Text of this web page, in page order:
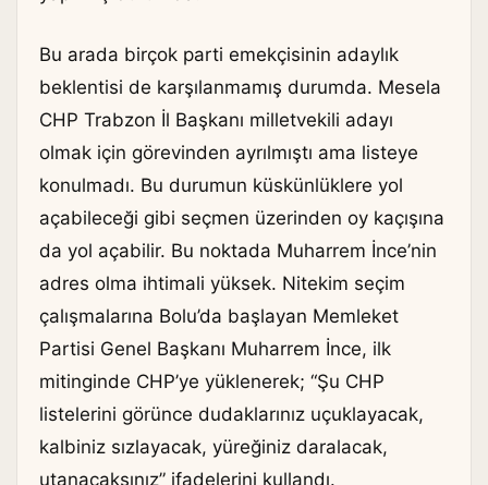
Bu arada birçok parti emekçisinin adaylık
beklentisi de karşılanmamış durumda. Mesela
CHP Trabzon İl Başkanı milletvekili adayı
olmak için görevinden ayrılmıştı ama listeye
konulmadı. Bu durumun küskünlüklere yol
açabileceği gibi seçmen üzerinden oy kaçışına
da yol açabilir. Bu noktada Muharrem İnce’nin
adres olma ihtimali yüksek. Nitekim seçim
çalışmalarına Bolu’da başlayan Memleket
Partisi Genel Başkanı Muharrem İnce, ilk
mitinginde CHP’ye yüklenerek; “Şu CHP
listelerini görünce dudaklarınız uçuklayacak,
kalbiniz sızlayacak, yüreğiniz daralacak,
utanacaksınız” ifadelerini kullandı.